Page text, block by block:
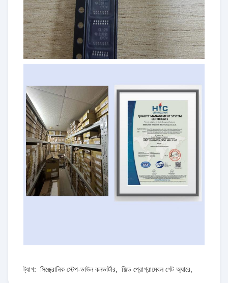
ট্যাগ: সিঙ্ক্রোনিক স্টেপ-ডাউন কনভার্টার ফিল্ড প্রোগ্রামেবল গেট অ্যারে